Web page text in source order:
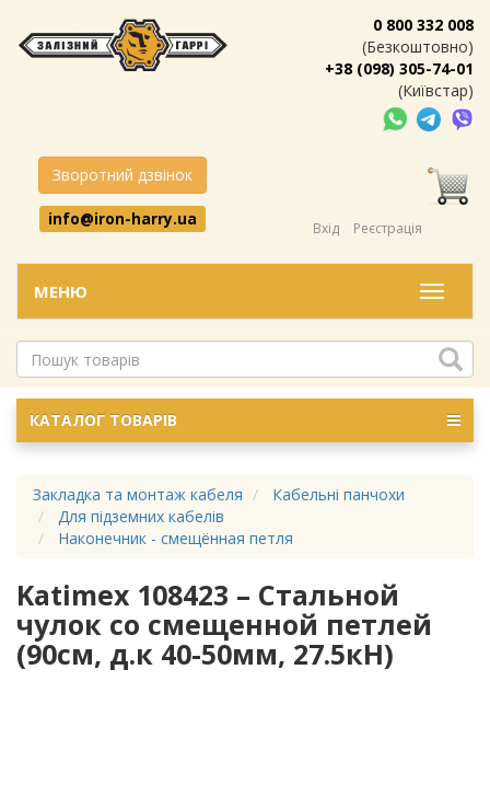
0 800 332 008
(Безкоштовно)
+38 (098) 305-74-01
(Київстар)
Зворотний дзвінок
info@iron-harry.ua
Вхід Реєстрація
Меню
МЕНЮ
КАТАЛОГ ТОВАРІВ
Закладка та монтаж кабеля
Кабельні панчохи
Для підземних кабелів
Наконечник - смещённая петля
Katimex 108423 – Стальной
чулок со смещенной петлей
(90см, д.к 40-50мм, 27.5кН)